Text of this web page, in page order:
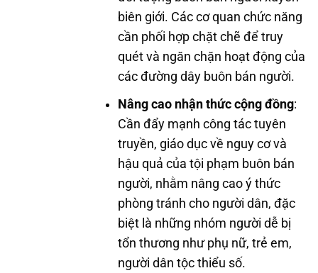
biên giới. Các cơ quan chức năng
cần phối hợp chặt chẽ để truy
quét và ngăn chặn hoạt động của
các đường dây buôn bán người.
Nâng cao nhận thức cộng đồng:
Cần đẩy mạnh công tác tuyên
truyền, giáo dục về nguy cơ và
hậu quả của tội phạm buôn bán
người, nhằm nâng cao ý thức
phòng tránh cho người dân, đặc
biệt là những nhóm người dễ bị
tổn thương như phụ nữ, trẻ em,
người dân tộc thiểu số.